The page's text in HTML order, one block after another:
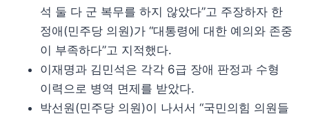
석 둘 다 군 복무를 하지 않았다”고 주장하자 한
정애(민주당 의원)가 “대통령에 대한 예의와 존중
이 부족하다”고 지적했다.
이재명과 김민석은 각각 6급 장애 판정과 수형
이력으로 병역 면제를 받았다.
박선원(민주당 의원)이 나서서 “국민의힘 의원들